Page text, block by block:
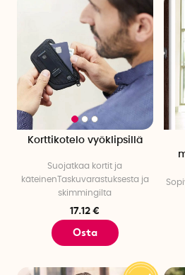
Korttikotelo vyöklipsillä
Suojatkaa kortit ja
käteinenTaskuvarastuksesta ja
skimmingilta
17.12 €
Osta